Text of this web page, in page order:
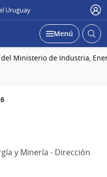
Uruguay
Desplegar
Menú Abrir
Ministerio de Industria,
y Minería - Dirección